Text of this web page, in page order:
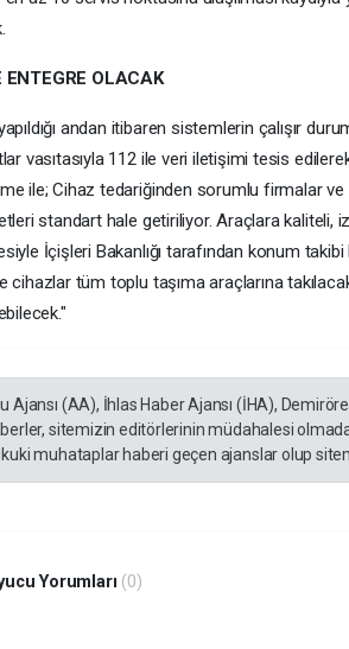
ENTEGRE OLACAK
andan itibaren sistemlerin çalışır
vasıtasıyla 112 ile veri iletişimi tesis
ile; Cihaz tedariğinden sorumlu firmalar
standart hale getiriliyor. Araçlara kaliteli,
İçişleri Bakanlığı tarafından konum
cihazlar tüm toplu taşıma araçlarına
Ajansı (AA), İhlas Haber Ajansı (İHA),
sitemizin editörlerinin müdahalesi
muhataplar haberi geçen ajanslar olup
Yorumları (0)